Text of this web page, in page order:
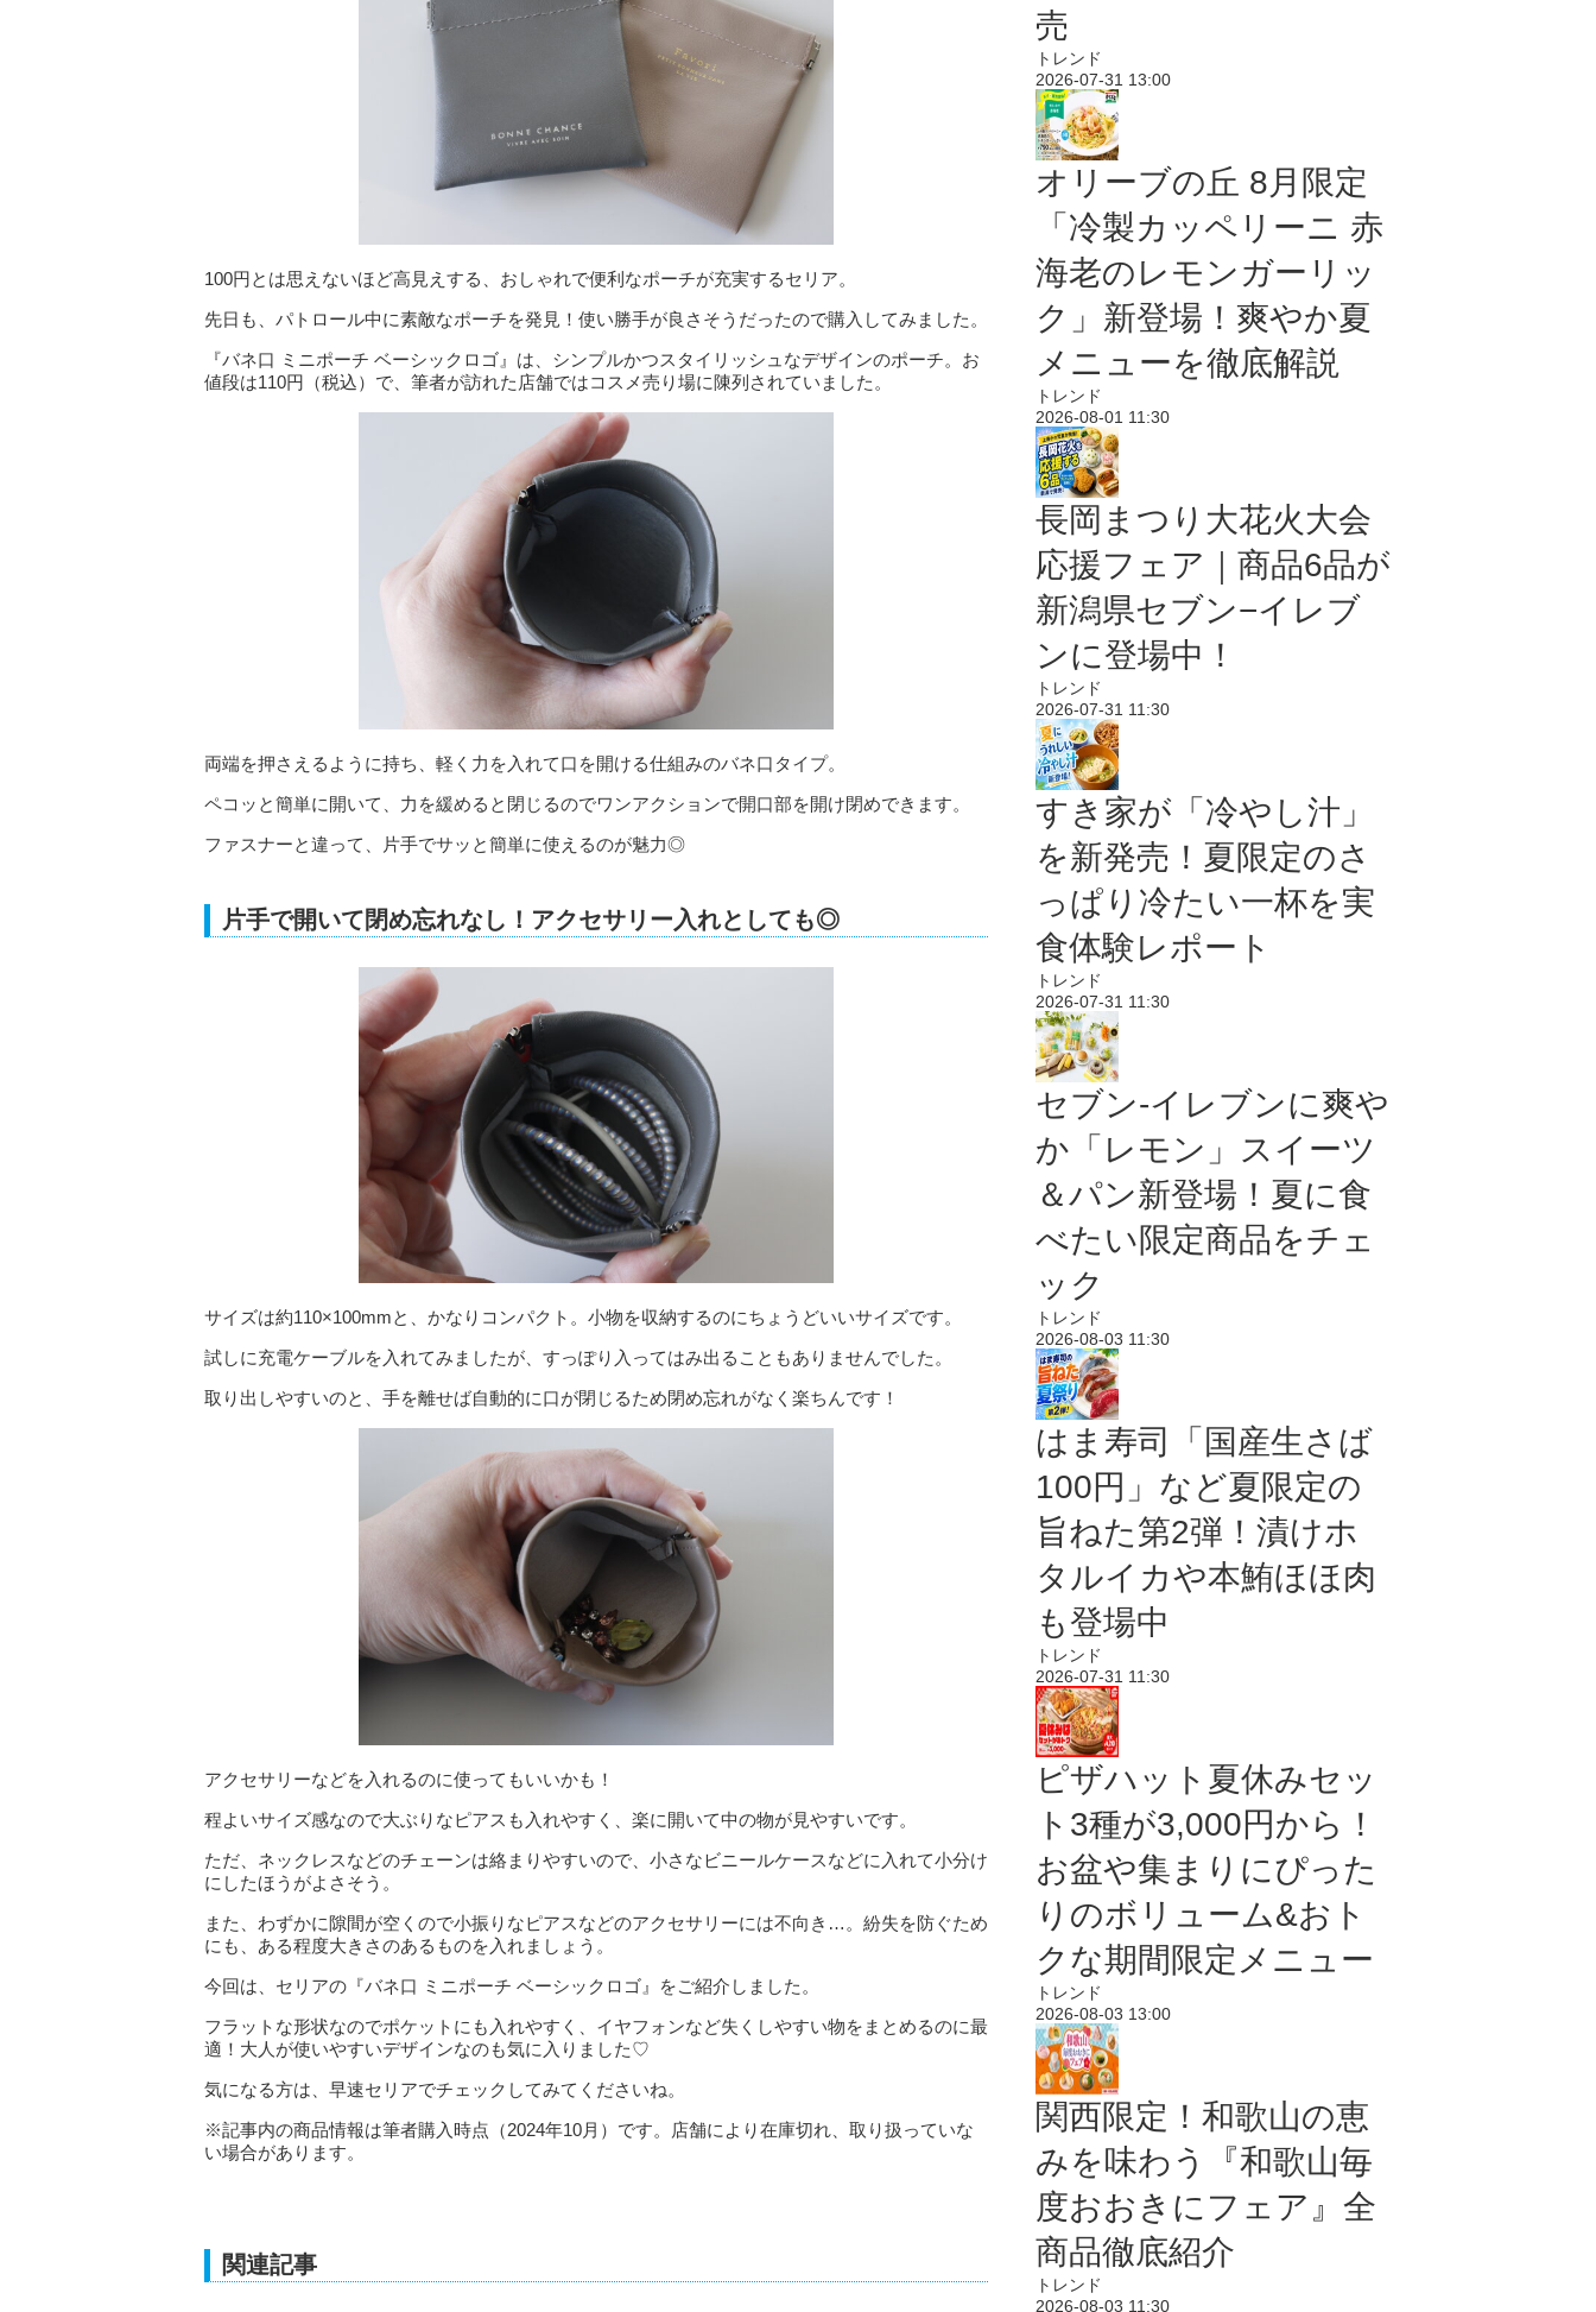
100円とは思えないほど高見えする、おしゃれで便利なポーチが充実するセリア。
先日も、パトロール中に素敵なポーチを発見！使い勝手が良さそうだったので購入してみました。
『バネ口 ミニポーチ ベーシックロゴ』は、シンプルかつスタイリッシュなデザインのポーチ。お
値段は110円（税込）で、筆者が訪れた店舗ではコスメ売り場に陳列されていました。
両端を押さえるように持ち、軽く力を入れて口を開ける仕組みのバネ口タイプ。
ペコッと簡単に開いて、力を緩めると閉じるのでワンアクションで開口部を開け閉めできます。
ファスナーと違って、片手でサッと簡単に使えるのが魅力◎
片手で開いて閉め忘れなし！アクセサリー入れとしても◎
サイズは約110×100mmと、かなりコンパクト。小物を収納するのにちょうどいいサイズです。
試しに充電ケーブルを入れてみましたが、すっぽり入ってはみ出ることもありませんでした。
取り出しやすいのと、手を離せば自動的に口が閉じるため閉め忘れがなく楽ちんです！
アクセサリーなどを入れるのに使ってもいいかも！
程よいサイズ感なので大ぶりなピアスも入れやすく、楽に開いて中の物が見やすいです。
ただ、ネックレスなどのチェーンは絡まりやすいので、小さなビニールケースなどに入れて小分け
にしたほうがよさそう。
また、わずかに隙間が空くので小振りなピアスなどのアクセサリーには不向き…。紛失を防ぐため
にも、ある程度大きさのあるものを入れましょう。
今回は、セリアの『バネ口 ミニポーチ ベーシックロゴ』をご紹介しました。
フラットな形状なのでポケットにも入れやすく、イヤフォンなど失くしやすい物をまとめるのに最
適！大人が使いやすいデザインなのも気に入りました♡
気になる方は、早速セリアでチェックしてみてくださいね。
※記事内の商品情報は筆者購入時点（2024年10月）です。店舗により在庫切れ、取り扱っていな
い場合があります。
関連記事
売
トレンド
2026-07-31 13:00
オリーブの丘 8月限定
「冷製カッペリーニ 赤
海老のレモンガーリッ
ク」新登場！爽やか夏
メニューを徹底解説
トレンド
2026-08-01 11:30
長岡まつり大花火大会
応援フェア｜商品6品が
新潟県セブン−イレブ
ンに登場中！
トレンド
2026-07-31 11:30
すき家が「冷やし汁」
を新発売！夏限定のさ
っぱり冷たい一杯を実
食体験レポート
トレンド
2026-07-31 11:30
セブン‐イレブンに爽や
か「レモン」スイーツ
＆パン新登場！夏に食
べたい限定商品をチェ
ック
トレンド
2026-08-03 11:30
はま寿司「国産生さば
100円」など夏限定の
旨ねた第2弾！漬けホ
タルイカや本鮪ほほ肉
も登場中
トレンド
2026-07-31 11:30
ピザハット夏休みセッ
ト3種が3,000円から！
お盆や集まりにぴった
りのボリューム&おト
クな期間限定メニュー
トレンド
2026-08-03 13:00
関西限定！和歌山の恵
みを味わう『和歌山毎
度おおきにフェア』全
商品徹底紹介
トレンド
2026-08-03 11:30